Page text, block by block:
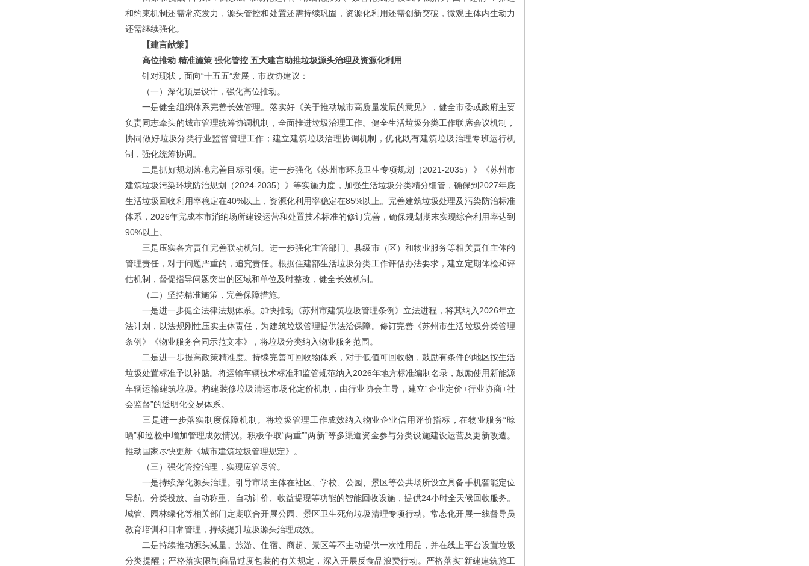
和约束机制还需常态发力，源头管控和处置还需持续巩固，资源化利用还需创新突破，微观主体内生动力
还需继续强化。
【建言献策】
高位推动 精准施策 强化管控 五大建言助推垃圾源头治理及资源化利用
针对现状，面向“十五五”发展，市政协建议：
（一）深化顶层设计，强化高位推动。
一是健全组织体系完善长效管理。落实好《关于推动城市高质量发展的意见》，健全市委或政府主要
负责同志牵头的城市管理统筹协调机制，全面推进垃圾治理工作。健全生活垃圾分类工作联席会议机制，
协同做好垃圾分类行业监督管理工作；建立建筑垃圾治理协调机制，优化既有建筑垃圾治理专班运行机
制，强化统筹协调。
二是抓好规划落地完善目标引领。进一步强化《苏州市环境卫生专项规划（2021-2035）》《苏州市
建筑垃圾污染环境防治规划（2024-2035）》等实施力度，加强生活垃圾分类精分细管，确保到2027年底
生活垃圾回收利用率稳定在40%以上，资源化利用率稳定在85%以上。完善建筑垃圾处理及污染防治标准
体系，2026年完成本市消纳场所建设运营和处置技术标准的修订完善，确保规划期末实现综合利用率达到
90%以上。
三是压实各方责任完善联动机制。进一步强化主管部门、县级市（区）和物业服务等相关责任主体的
管理责任，对于问题严重的，追究责任。根据住建部生活垃圾分类工作评估办法要求，建立定期体检和评
估机制，督促指导问题突出的区域和单位及时整改，健全长效机制。
（二）坚持精准施策，完善保障措施。
一是进一步健全法律法规体系。加快推动《苏州市建筑垃圾管理条例》立法进程，将其纳入2026年立
法计划，以法规刚性压实主体责任，为建筑垃圾管理提供法治保障。修订完善《苏州市生活垃圾分类管理
条例》《物业服务合同示范文本》，将垃圾分类纳入物业服务范围。
二是进一步提高政策精准度。持续完善可回收物体系，对于低值可回收物，鼓励有条件的地区按生活
垃圾处置标准予以补贴。将运输车辆技术标准和监管规范纳入2026年地方标准编制名录，鼓励使用新能源
车辆运输建筑垃圾。构建装修垃圾清运市场化定价机制，由行业协会主导，建立“企业定价+行业协商+社
会监督”的透明化交易体系。
三是进一步落实制度保障机制。将垃圾管理工作成效纳入物业企业信用评价指标，在物业服务“晾
晒”和巡检中增加管理成效情况。积极争取“两重”“两新”等多渠道资金参与分类设施建设运营及更新改造。
推动国家尽快更新《城市建筑垃圾管理规定》。
（三）强化管控治理，实现应管尽管。
一是持续深化源头治理。引导市场主体在社区、学校、公园、景区等公共场所设立具备手机智能定位
导航、分类投放、自动称重、自动计价、收益提现等功能的智能回收设施，提供24小时全天候回收服务。
城管、园林绿化等相关部门定期联合开展公园、景区卫生死角垃圾清理专项行动。常态化开展一线督导员
教育培训和日常管理，持续提升垃圾源头治理成效。
二是持续推动源头减量。旅游、住宿、商超、景区等不主动提供一次性用品，并在线上平台设置垃圾
分类提醒；严格落实限制商品过度包装的有关规定，深入开展反食品浪费行动。严格落实“新建建筑施工